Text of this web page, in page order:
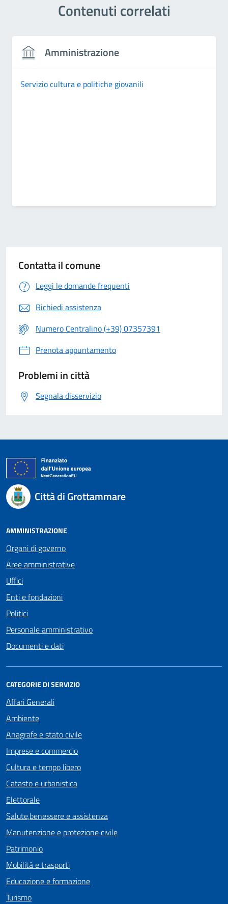
Contenuti correlati
Amministrazione
Servizio cultura e politiche giovanili
Contatta il comune
Leggi le domande frequenti
Richiedi assistenza
Numero Centralino (+39) 07357391
Prenota appuntamento
Problemi in città
Segnala disservizio
Città di Grottammare
AMMINISTRAZIONE
Organi di governo
Aree amministrative
Uffici
Enti e fondazioni
Politici
Personale amministrativo
Documenti e dati
CATEGORIE DI SERVIZIO
Affari Generali
Ambiente
Anagrafe e stato civile
Imprese e commercio
Cultura e tempo libero
Catasto e urbanistica
Elettorale
Salute,benessere e assistenza
Manutenzione e protezione civile
Patrimonio
Mobilità e trasporti
Educazione e formazione
Turismo